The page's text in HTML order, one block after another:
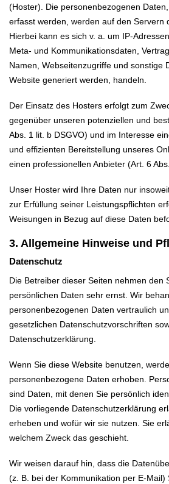
(Hoster). Die personenbezogenen
erfasst werden, werden auf den Servern
Hierbei kann es sich v. a. um IP-
Meta- und Kommunikationsdaten,
Namen, Webseitenzugriffe und sonstige
Website generiert werden, handeln.
Der Einsatz des Hosters erfolgt zum
gegenüber unseren potenziellen und
Abs. 1 lit. b DSGVO) und im Interesse
und effizienten Bereitstellung unseres
einen professionellen Anbieter (Art. 6
Unser Hoster wird Ihre Daten nur
zur Erfüllung seiner Leistungspflichten
Weisungen in Bezug auf diese Daten
3. Allgemeine Hinweise und
Datenschutz
Die Betreiber dieser Seiten nehmen den
persönlichen Daten sehr ernst. Wir
personenbezogenen Daten vertraulich
gesetzlichen Datenschutzvorschriften
Datenschutzerklärung.
Wenn Sie diese Website benutzen,
personenbezogene Daten erhoben.
sind Daten, mit denen Sie persönlich
Die vorliegende Datenschutzerklärung
erheben und wofür wir sie nutzen. Sie
welchem Zweck das geschieht.
Wir weisen darauf hin, dass die
(z. B. bei der Kommunikation per E-Mail)